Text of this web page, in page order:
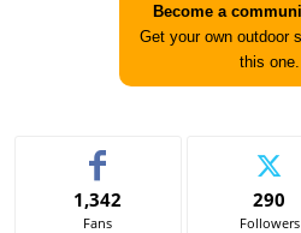
Become a
Get your own outdoor
this one.
1,342
Fans
290
Followers